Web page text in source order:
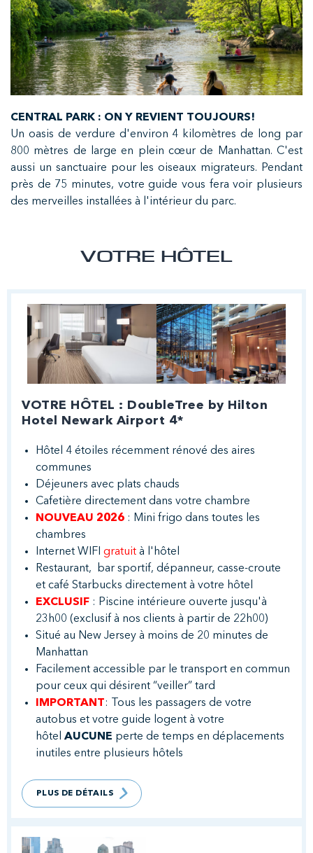
CENTRAL PARK : ON Y REVIENT TOUJOURS!
Un oasis de verdure d'environ 4 kilomètres de long par
800 mètres de large en plein cœur de Manhattan. C'est
aussi un sanctuaire pour les oiseaux migrateurs. Pendant
près de 75 minutes, votre guide vous fera voir plusieurs
des merveilles installées à l'intérieur du parc.
VOTRE HÔTEL
VOTRE HÔTEL : DoubleTree by Hilton
Hotel Newark Airport 4*
Hôtel 4 étoiles récemment rénové des aires
communes
Déjeuners avec plats chauds
Cafetière directement dans votre chambre
NOUVEAU 2026 : Mini frigo dans toutes les
chambres
Internet WIFI gratuit à l'hôtel
Restaurant, bar sportif, dépanneur, casse-croute
et café Starbucks directement à votre hôtel
EXCLUSIF : Piscine intérieure ouverte jusqu'à
23h00 (exclusif à nos clients à partir de 22h00)
Situé au New Jersey à moins de 20 minutes de
Manhattan
Facilement accessible par le transport en commun
pour ceux qui désirent “veiller” tard
IMPORTANT: Tous les passagers de votre
autobus et votre guide logent à votre
hôtel AUCUNE perte de temps en déplacements
inutiles entre plusieurs hôtels
PLUS DE DÉTAILS